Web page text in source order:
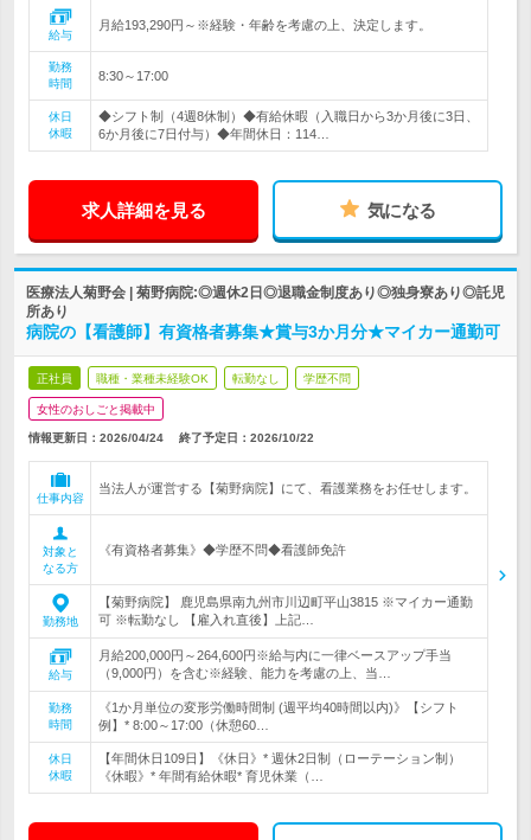
給与
月給193,290円～※経験・年齢を考慮の上、決定します。
勤務
時間
8:30～17:00
休日
休暇
◆シフト制（4週8休制）◆有給休暇（入職日から3か月後に3日、
6か月後に7日付与）◆年間休日：114…
求人詳細を見る 気になる
医療法人菊野会 | 菊野病院:◎週休2日◎退職金制度あり◎独身寮あり◎託児
所あり
病院の【看護師】有資格者募集★賞与3か月分★マイカー通勤可
正社員 職種・業種未経験OK 転勤なし 学歴不問
女性のおしごと掲載中
情報更新日：2026/04/24 終了予定日： 2026/10/22
仕事内容
当法人が運営する【菊野病院】にて、看護業務をお任せします。
対象と
なる方
《有資格者募集》◆学歴不問◆看護師免許
勤務地
【菊野病院】 鹿児島県南九州市川辺町平山3815 ※マイカー通勤
可 ※転勤なし 【雇入れ直後】上記…
給与
月給200,000円～264,600円※給与内に一律ベースアップ手当
（9,000円）を含む※経験、能力を考慮の上、当…
勤務
時間
《1か月単位の変形労働時間制 (週平均40時間以内)》【シフト
例】* 8:00～17:00（休憩60…
休日
休暇
【年間休日109日】《休日》* 週休2日制（ローテーション制）
《休暇》* 年間有給休暇* 育児休業（…